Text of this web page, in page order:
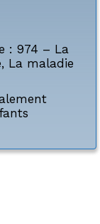
: 974 – La
, La maladie